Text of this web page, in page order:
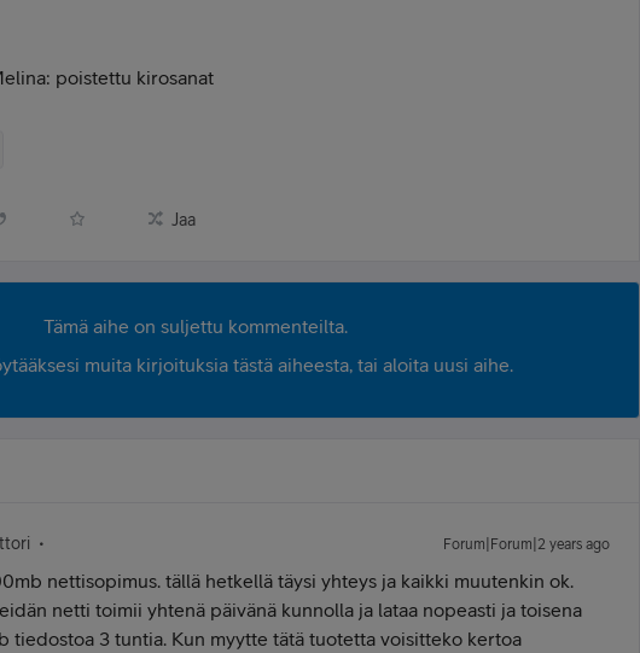
poistettu kirosanat
Jaa
Tämä aihe on suljettu kommenteilta.
muita kirjoituksia tästä aiheesta, tai aloita uusi aihe.
Forum|Forum|2 years ago
nettisopimus. tällä hetkellä täysi yhteys ja kaikki muutenkin ok.
netti toimii yhtenä päivänä kunnolla ja lataa nopeasti ja toisena
tiedostoa 3 tuntia. Kun myytte tätä tuotetta voisitteko kertoa